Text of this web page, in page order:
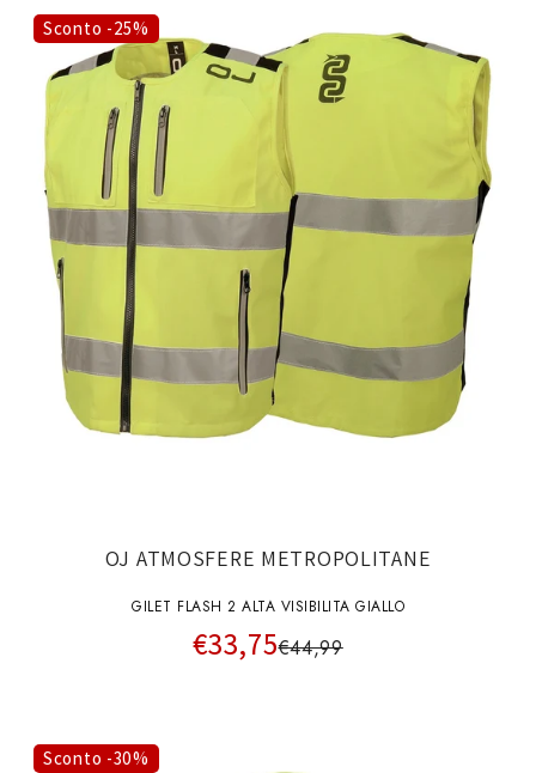
Sconto -25%
OJ ATMOSFERE METROPOLITANE
GILET FLASH 2 ALTA VISIBILITA GIALLO
€33,75€44,99
Sconto -30%